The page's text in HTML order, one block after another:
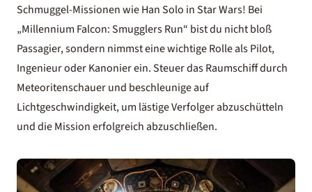
Schmuggel-Missionen wie Han Solo in Star Wars! Bei
„Millennium Falcon: Smugglers Run“ bist du nicht bloß
Passagier, sondern nimmst eine wichtige Rolle als Pilot,
Ingenieur oder Kanonier ein. Steuer das Raumschiff durch
Meteoritenschauer und beschleunige auf
Lichtgeschwindigkeit, um lästige Verfolger abzuschütteln
und die Mission erfolgreich abzuschließen.